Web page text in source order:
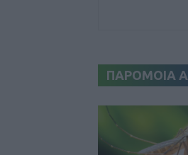
ΠΑΡΟΜΟΙΑ